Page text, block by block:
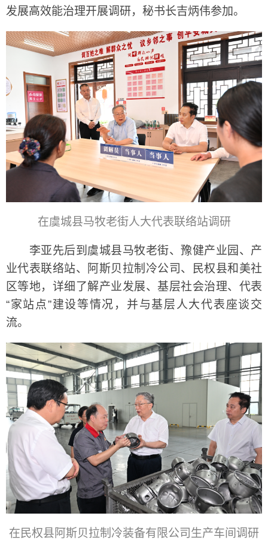
发展高效能治理开展调研，秘书长吉炳伟参加。
在虞城县马牧老街人大代表联络站调研
李亚先后到虞城县马牧老街、豫健产业园、产
业代表联络站、阿斯贝拉制冷公司、民权县和美社
区等地，详细了解产业发展、基层社会治理、代表
“家站点”建设等情况，并与基层人大代表座谈交
流。
在民权县阿斯贝拉制冷装备有限公司生产车间调研